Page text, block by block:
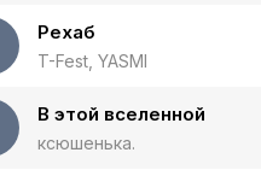
Рехаб
T-Fest, YASMI
В этой вселенной
ксюшенька.